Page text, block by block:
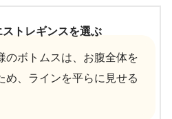
トレギンスを選ぶ
のボトムスは、お腹全体を
め、ラインを平らに見せる